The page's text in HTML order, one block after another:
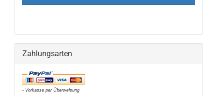
Zahlungsarten
- Vorkasse per Überweisung